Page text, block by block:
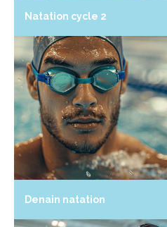
Natation cycle 2
Denain natation